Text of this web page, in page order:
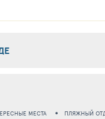
МЕСТА ПЛЯЖНЫЙ